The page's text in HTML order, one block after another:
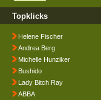
Topklicks
Helene Fischer
Andrea Berg
Michelle Hunziker
Bushido
Lady Bitch Ray
ABBA